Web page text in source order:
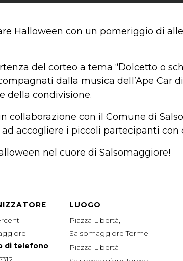
Halloween con un pomeriggio di
del corteo a tema “Dolcetto o
dalla musica dell’Ape Car
della condivisione.
collaborazione con il Comune di
accogliere i piccoli partecipanti con
nel cuore di Salsomaggiore!
di telefono
LUOGO
Piazza Libertà,
Salsomaggiore Terme
Piazza Libertà